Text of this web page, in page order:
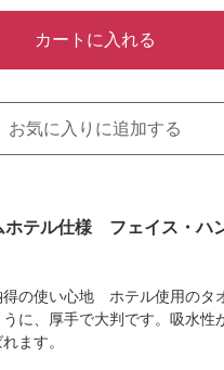
カートに入れる
お気に入りに追加する
テル仕様 フェイス・ハ
得の使い心地 ホテル使用のタ
に、厚手で大判です。吸水性
ます。